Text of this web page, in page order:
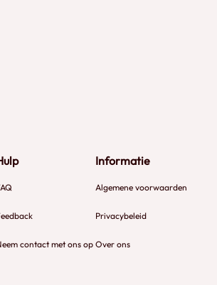
contact met ons op
Informatie
Algemene voorwaarden
Privacybeleid
Over ons